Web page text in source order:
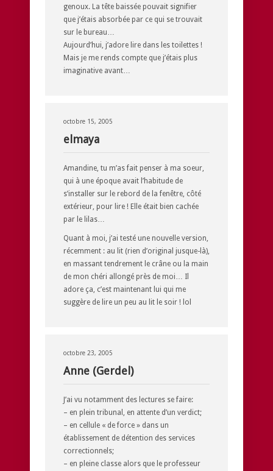
genoux. La tête baissée pouvait signifier
que j’étais absorbée par ce qui se trouvait
sur le bureau…
Aujourd’hui, j’adore lire dans les toilettes !
Mais je me rends compte que j’étais plus
imaginative avant…
octobre 15, 2005
elmaya
Amandine, tu m’as fait penser à ma soeur,
qui à une époque avait l’habitude de
s’installer sur le rebord de la fenêtre, côté
extérieur, pour lire ! Elle était bien cachée
par le lilas…
Quant à moi, j’ai testé une nouvelle version,
récemment : au lit (rien d’original jusque-là),
en massant tendrement le crâne ou la main
de mon chéri allongé près de moi… Il
adore ça, c’est maintenant lui qui me
suggère de lire un peu au lit le soir ! lol
octobre 23, 2005
Anne (Gerdel)
J’ai vu notamment des lectures se faire:
– en plein tribunal, en attente d’un verdict;
– en cellule « de force » dans un
établissement de détention des services
correctionnels;
– en pleine classe alors que le professeur